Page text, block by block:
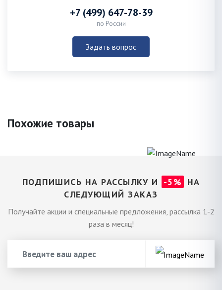
+7 (499) 647-78-39
по России
Задать вопрос
Похожие товары
ПОДПИШИСЬ НА РАССЫЛКУ И -5%
НА
СЛЕДУЮЩИЙ ЗАКАЗ
Получайте акции и специальные предложения, рассылка 1-2
раза в месяц!